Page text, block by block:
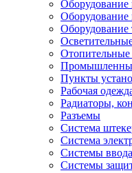
Оборудование
Оборудование
Оборудование
Пункты
Рабочая
Радиаторы,
Разъемы
Система
Система
Системы
Системы